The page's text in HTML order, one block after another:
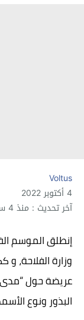
Voltus
4 أكتوبر 2022
آخر تحديث : منذ 4 سنوات
إنطلق الموسم
وزارة الفلاحة،
عريضة حول “مدى
البذور ونوع